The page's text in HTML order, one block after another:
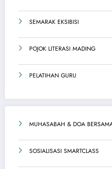
SEMARAK EKSIBISI
POJOK LITERASI MADING
PELATIHAN GURU
MUHASABAH & DOA
SOSIALISASI SMARTCLASS